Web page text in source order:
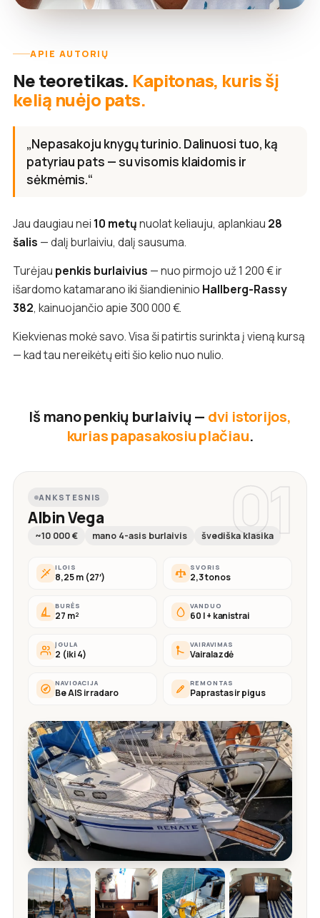
APIE AUTORIŲ
Ne teoretikas. Kapitonas, kuris šį
kelią nuėjo pats.
„Nepasakoju knygų turinio. Dalinuosi tuo, ką
patyriau pats — su visomis klaidomis ir
sėkmėmis.“
Jau daugiau nei 10 metųnuolat keliauju, aplankiau 28
šalis — dalį burlaiviu, dalį sausuma.
Turėjau penkis burlaivius — nuo pirmojo už 1 200 € ir
išardomo katamarano iki šiandieninio Hallberg-Rassy
382, kainuojančio apie 300 000 €.
Kiekvienas mokė savo. Visa ši patirtis surinkta į vieną kursą
— kad tau nereikėtų eiti šio kelio nuo nulio.
Iš mano penkių burlaivių — dvi istorijos,
kurias papasakosiu plačiau.
01
ANKSTESNIS
Albin Vega
~10 000 € mano 4-asis burlaivis švediška klasika
ILGIS
8,25 m (27′)
SVORIS
2,3 tonos
BURĖS
27 m²
VANDUO
60 l + kanistrai
ĮGULA
2 (iki 4)
VAIRAVIMAS
Vairalazdė
NAVIGACIJA
Be AIS ir radaro
REMONTAS
Paprastas ir pigus